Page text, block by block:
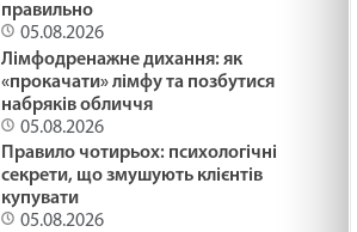
правильно
05.08.2026
Лімфодренажне дихання: як
«прокачати» лімфу та позбутися
набряків обличчя
05.08.2026
Правило чотирьох: психологічні
секрети, що змушують клієнтів
купувати
05.08.2026